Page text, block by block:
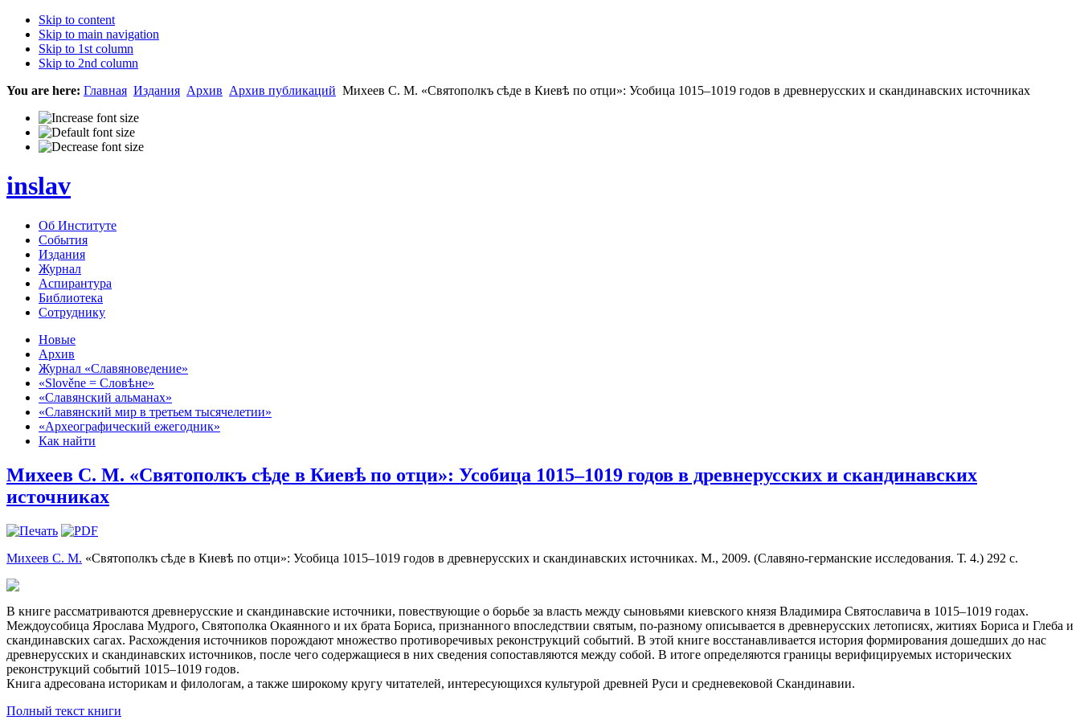
Skip to content
Skip to main navigation
Skip to 1st column
Skip to 2nd column
You are here: Главная Издания Архив Архив публикаций Михеев С. М. «Святополкъ сѣде в Киевѣ по отци»: Усобица 1015–1019 годов в древнерусских и скандинавских источниках
inslav
Об Институте
События
Издания
Журнал
Аспирантура
Библиотека
Сотруднику
Новые
Архив
Журнал «Славяноведение»
«Slověne = Словѣне»
«Славянский альманах»
«Славянский мир в третьем тысячелетии»
«Археографический ежегодник»
Как найти
Михеев С. М. «Святополкъ сѣде в Киевѣ по отци»: Усобица 1015–1019 годов в древнерусских и скандинавских
источниках
Михеев С. М. «Святополкъ сѣде в Киевѣ по отци»: Усобица 1015–1019 годов в древнерусских и скандинавских источниках. М., 2009. (Славяно-германские исследования. Т. 4.) 292 с.
В книге рассматриваются древнерусские и скандинавские источники, повествующие о борьбе за власть между сыновьями киевского князя Владимира Святославича в 1015–1019 годах.
Междоусобица Ярослава Мудрого, Святополка Окаянного и их брата Бориса, признанного впоследствии святым, по-разному описывается в древнерусских летописях, житиях Бориса и Глеба и
скандинавских сагах. Расхождения источников порождают множество противоречивых реконструкций событий. В этой книге восстанавливается история формирования дошедших до нас
древнерусских и скандинавских источников, после чего содержащиеся в них сведения сопоставляются между собой. В итоге определяются границы верифицируемых исторических
реконструкций событий 1015–1019 годов.
Книга адресована историкам и филологам, а также широкому кругу читателей, интересующихся культурой древней Руси и средневековой Скандинавии.
Полный текст книги